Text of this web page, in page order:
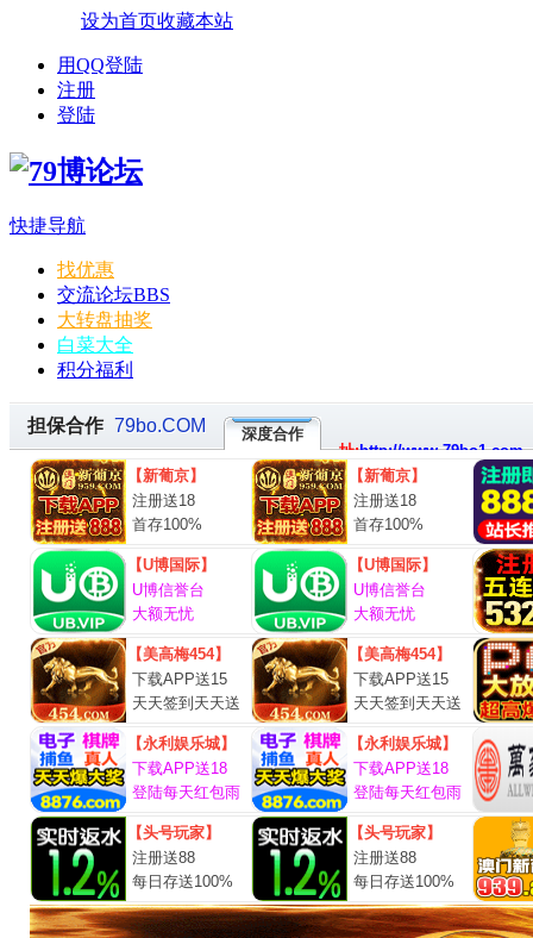
设为首页收藏本站
用QQ登陆
注册
登陆
快捷导航
找优惠
交流论坛BBS
大转盘抽奖
白菜大全
积分福利